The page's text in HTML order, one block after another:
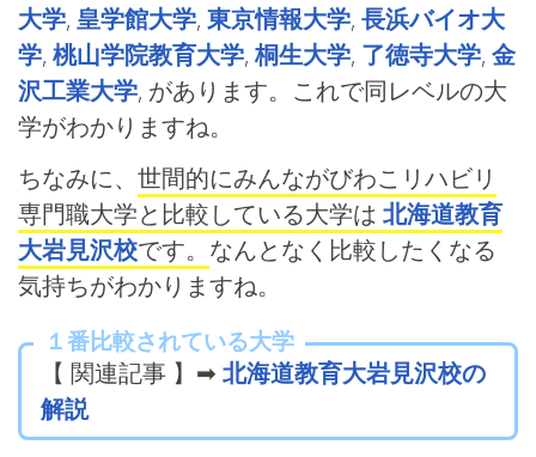
大学, 皇学館大学, 東京情報大学, 長浜バイオ大
学, 桃山学院教育大学,桐生大学, 了徳寺大学, 金
沢工業大学, があります。これで同レベルの大
学がわかりますね。
ちなみに、 世間的にみんながびわこリハビリ
専門職大学と比較している大学は 北海道教育
大岩見沢校です。 なんとなく比較したくなる
気持ちがわかりますね。
１番比較されている大学
【 関連記事 】➡ 北海道教育大岩見沢校の
解説